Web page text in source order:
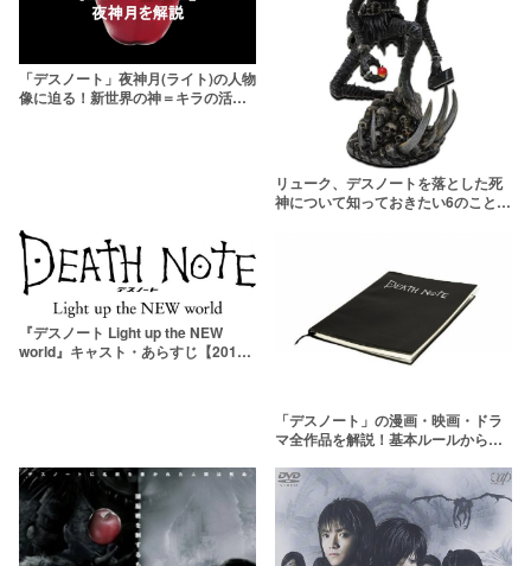
「デスノート」夜神月(ライト)の人物
像に迫る！新世界の神＝キラの活躍
リューク、デスノートを落とした死
神について知っておきたい6のこと
『デスノート Light up the NEW
world』キャスト・あらすじ【2016
「デスノート」の漫画・映画・ドラ
マ全作品を解説！基本ルールからト